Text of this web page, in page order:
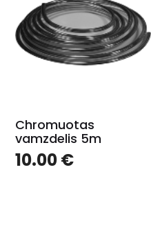
Chromuotas
vamzdelis 5m
10.00€